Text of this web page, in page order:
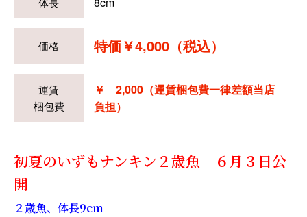
価格 特価￥4,000（税込）
運賃
梱包費
￥ 2,000（運賃梱包費一律差額当店
負担）
初夏のいずもナンキン２歳魚 ６月３日公
開
２歳魚、体長9cm